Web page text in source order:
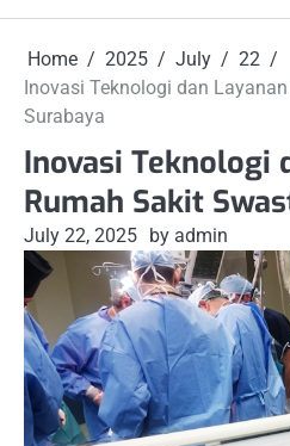
Home 2025 July
22
Inovasi Teknologi dan
Surabaya
Inovasi Teknologi
Rumah Sakit
July 22, 2025 by admin